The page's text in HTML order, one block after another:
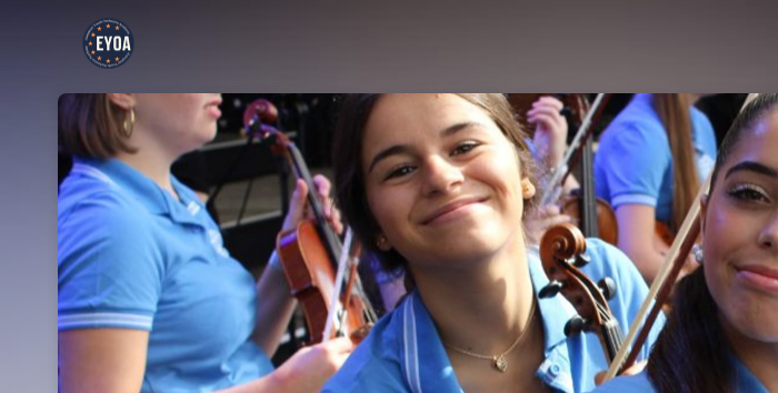
Skip header